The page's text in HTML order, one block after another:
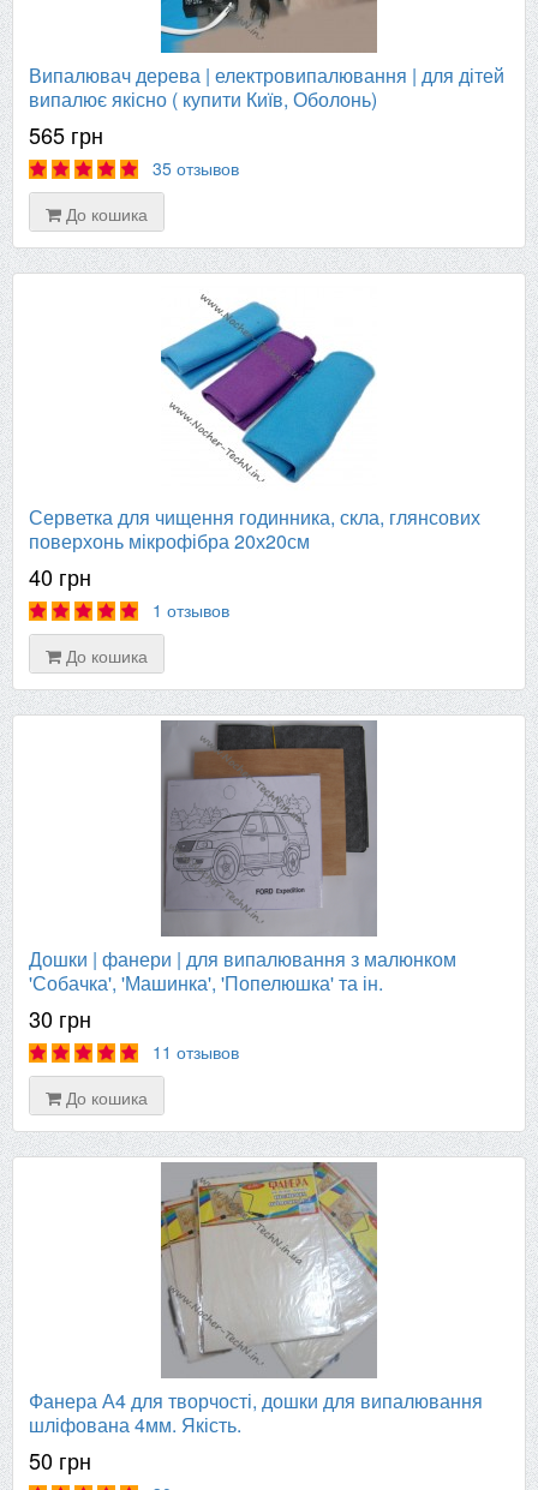
Випалювач дерева | електровипалювання | для дітей
випалює якісно ( купити Київ, Оболонь)
565 грн
35 отзывов
До кошика
Серветка для чищення годинника, скла, глянсових
поверхонь мікрофібра 20х20см
40 грн
1 отзывов
До кошика
Дошки | фанери | для випалювання з малюнком
'Собачка', 'Машинка', 'Попелюшка' та ін.
30 грн
11 отзывов
До кошика
Фанера А4 для творчості, дошки для випалювання
шліфована 4мм. Якість.
50 грн